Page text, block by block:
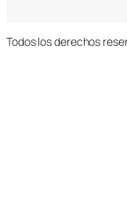
Todos los derechos